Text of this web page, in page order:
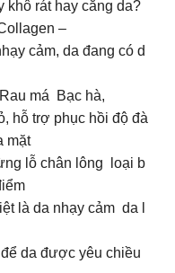
khô rát hay căng da?
–
cảm, da đang có d
má Bạc hà,
hỗ trợ phục hồi độ đà
mặt
lỗ chân lông loại b
là da nhạy cảm da l
da được yêu chiều